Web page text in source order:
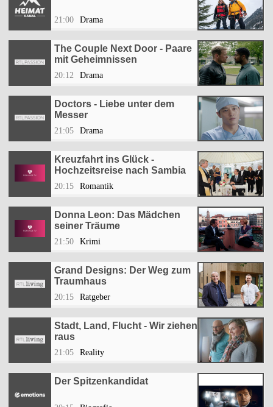
21:00 Drama
The Couple Next Door - Paare
mit Geheimnissen
20:12 Drama
Doctors - Liebe unter dem
Messer
21:05 Drama
Kreuzfahrt ins Glück -
Hochzeitsreise nach Sambia
20:15 Romantik
Donna Leon: Das Mädchen
seiner Träume
21:50 Krimi
Grand Designs: Der Weg zum
Traumhaus
20:15 Ratgeber
Stadt, Land, Flucht - Wir ziehen
raus
21:05 Reality
Der Spitzenkandidat